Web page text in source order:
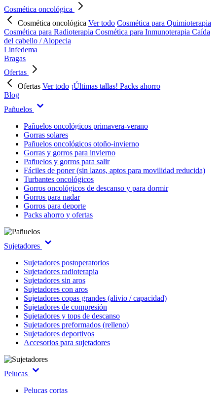
Cosmética oncológica
Cosmética oncológica Ver todo Cosmética para Quimioterapia
Cosmética para Radioterapia Cosmética para Inmunoterapia Caída
del cabello / Alopecia
Linfedema
Bragas
Ofertas
Ofertas Ver todo ¡Últimas tallas! Packs ahorro
Blog
Pañuelos
Pañuelos oncológicos primavera-verano
Gorras solares
Pañuelos oncológicos otoño-invierno
Gorras y gorros para invierno
Pañuelos y gorros para salir
Fáciles de poner (sin lazos, aptos para movilidad reducida)
Turbantes oncológicos
Gorros oncológicos de descanso y para dormir
Gorros para nadar
Gorros para deporte
Packs ahorro y ofertas
Sujetadores
Sujetadores postoperatorios
Sujetadores radioterapia
Sujetadores sin aros
Sujetadores con aros
Sujetadores copas grandes (alivio / capacidad)
Sujetadores de compresión
Sujetadores y tops de descanso
Sujetadores preformados (relleno)
Sujetadores deportivos
Accesorios para sujetadores
Pelucas
Pelucas cortas